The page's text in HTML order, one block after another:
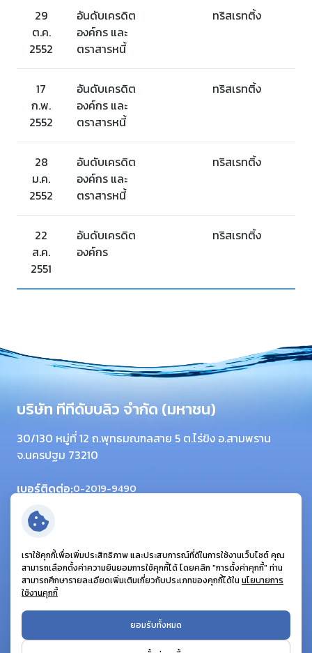
29
ต.ค.
2552
อันดับเครดิต
องค์กร และ
ตราสารหนี้
ทริสเรทติ้ง
17
ก.พ.
2552
อันดับเครดิต
องค์กร และ
ตราสารหนี้
ทริสเรทติ้ง
28
ม.ค.
2552
อันดับเครดิต
องค์กร และ
ตราสารหนี้
ทริสเรทติ้ง
22
ส.ค.
2551
อันดับเครดิต
องค์กร
ทริสเรทติ้ง
บริษัท ทีทีดับบลิว จำกัด (มหาชน)
30/130 หมู่ที่ 12 ถ.พุทธมณฑลสาย 5 ต.ไร่ขิง อ.สามพราน
จ.นครปฐม 73210
เบอร์ติดต่อ:0-2019-9490
อีเมล:info@ttwplc.com
ติดตามเรา:
© สงวนลิขสิทธิ์ พ.ศ. 2569 บริษัท ทีทีดับบลิว จำกัด (มหาชน)
ข้อกำหนดและเงื่อนไข
นโยบายคุ้มครองส่วนบุคคล
เราใช้คุกกี้เพื่อเพิ่มประสิทธิภาพ และประสบการณ์ที่ดีในการใช้งานเว็บไซต์ คุณ
สามารถเลือกตั้งค่าความยินยอมการใช้คุกกี้ได้ โดยคลิก "การตั้งค่าคุกกี้" ท่าน
สามารถศึกษารายละเอียดเพิ่มเติมเกี่ยวกับประเภทของคุกกี้ได้ใน นโยบายการ
ใช้งานคุกกี้
ยอมรับทั้งหมด